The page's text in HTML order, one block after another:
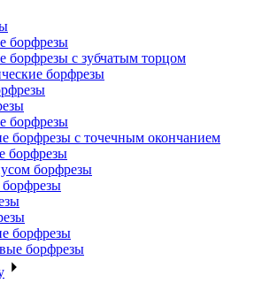
борфрезы
борфрезы с зубчатым торцом
борфрезы
борфрезы
борфрезы с точечным окончанием
борфрезы
борфрезы
борфрезы
борфрезы